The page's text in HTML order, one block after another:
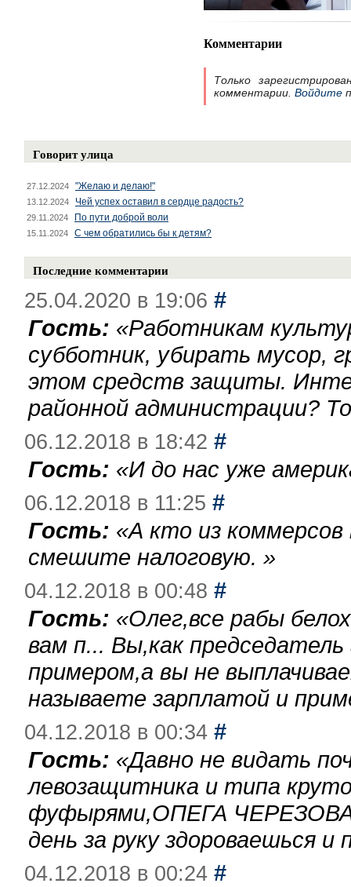
Комментарии
Только
комментарии. Войдите
Говорит улица
27.12.2024 "Желаю и делаю!"
13.12.2024 Чей успех оставил в сердце радость?
29.11.2024 По пути доброй воли
15.11.2024 С чем обратились бы к детям?
Последние комментарии
25.04.2020 в 19:06 #
Гость: «Работникам
субботник, убирать мусор,
этом средств защиты.
районной администрации?
06.12.2018 в 18:42 #
Гость: «И до нас уже
06.12.2018 в 11:25 #
Гость: «А кто из
смешите налоговую. »
04.12.2018 в 00:48 #
Гость: «Олег,все рабы
вам п... Вы,как
примером,а вы не
называете зарплатой и
04.12.2018 в 00:34 #
Гость: «Давно не видать
левозащитника и типа
фуфырями,ОПЕГА
день за руку здороваешься
04.12.2018 в 00:24 #